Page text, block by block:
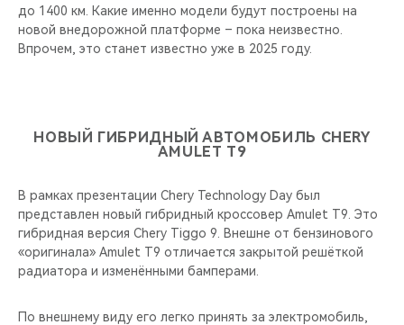
до 1400 км. Какие именно модели будут построены на
новой внедорожной платформе – пока неизвестно.
Впрочем, это станет известно уже в 2025 году.
НОВЫЙ ГИБРИДНЫЙ АВТОМОБИЛЬ CHERY
AMULET T9
В рамках презентации Chery Technology Day был
представлен новый гибридный кроссовер Amulet T9. Это
гибридная версия Chery Tiggo 9. Внешне от бензинового
«оригинала» Amulet Т9 отличается закрытой решёткой
радиатора и изменёнными бамперами.
По внешнему виду его легко принять за электромобиль,